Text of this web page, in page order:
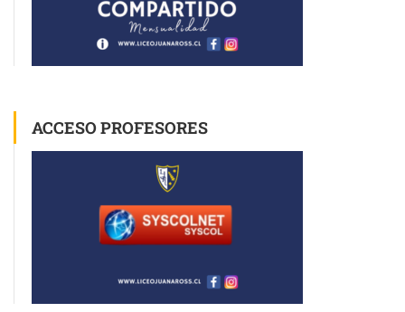
ACCESO PROFESORES